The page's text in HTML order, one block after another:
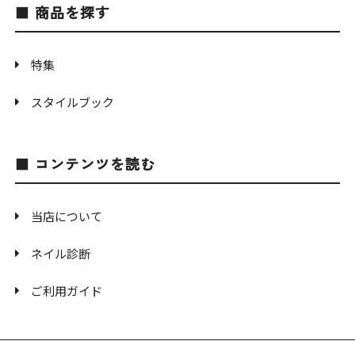
商品を探す
特集
スタイルブック
コンテンツを読む
当店について
ネイル診断
ご利用ガイド